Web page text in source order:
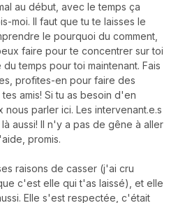
au début, avec le temps ça
moi. Il faut que tu te laisses le
le pourquoi du comment,
faire pour te concentrer sur toi
temps pour toi maintenant. Fais
profites-en pour faire des
amis! Si tu as besoin d'en
nous parler ici. Les intervenant.e.s
aussi! Il n'y a pas de gêne à aller
promis.
raisons de casser (j'ai cru
c'est elle qui t'as laissé), et elle
Elle s'est respectée, c'était